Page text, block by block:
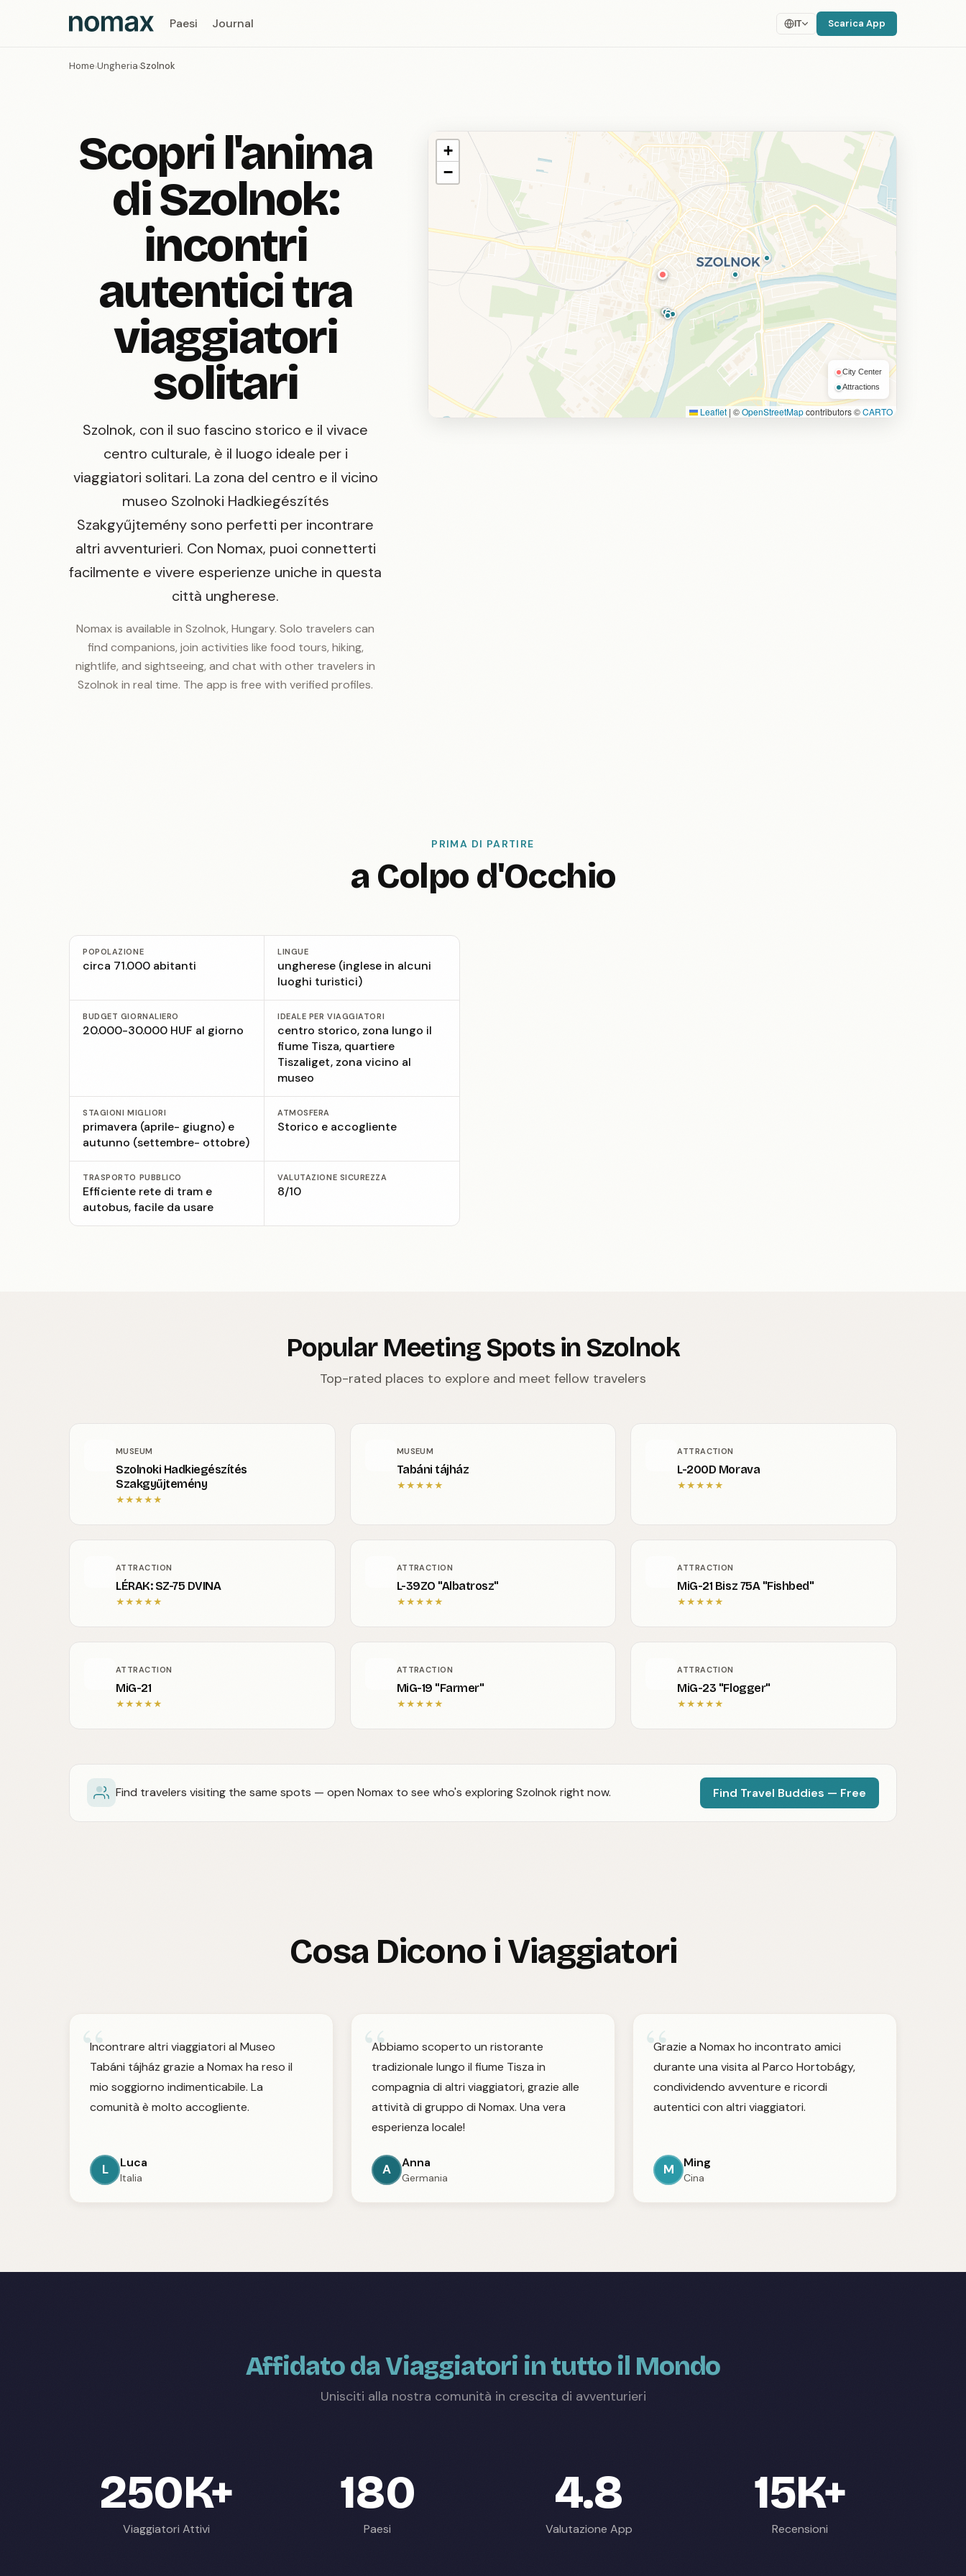
Paesi Journal IT Scarica App
Home›Ungheria›Szolnok
Scopri l'anima
di Szolnok:
incontri
autentici tra
viaggiatori
solitari
Szolnok, con il suo fascino storico e il vivace
centro culturale, è il luogo ideale per i
viaggiatori solitari. La zona del centro e il vicino
museo Szolnoki Hadkiegészítés
Szakgyűjtemény sono perfetti per incontrare
altri avventurieri. Con Nomax, puoi connetterti
facilmente e vivere esperienze uniche in questa
città ungherese.
Nomax is available in Szolnok, Hungary. Solo travelers can
find companions, join activities like food tours, hiking,
nightlife, and sightseeing, and chat with other travelers in
Szolnok in real time. The app is free with verified profiles.
+
−
City Center
Attractions
Leaflet | ©OpenStreetMapcontributors ©CARTO
PRIMA DI PARTIRE
a Colpo d'Occhio
POPOLAZIONE
circa 71.000 abitanti
LINGUE
ungherese (inglese in alcuni
luoghi turistici)
BUDGET GIORNALIERO
20.000-30.000 HUF al giorno
IDEALE PER VIAGGIATORI
centro storico, zona lungo il
fiume Tisza, quartiere
Tiszaliget, zona vicino al
museo
STAGIONI MIGLIORI
primavera (aprile- giugno) e
autunno (settembre- ottobre)
ATMOSFERA
Storico e accogliente
TRASPORTO PUBBLICO
Efficiente rete di tram e
autobus, facile da usare
VALUTAZIONE SICUREZZA
8/10
Popular Meeting Spots in Szolnok
Top-rated places to explore and meet fellow travelers
MUSEUM
Szolnoki Hadkiegészítés
Szakgyűjtemény
★★★★★
MUSEUM
Tabáni tájház
★★★★★
ATTRACTION
L-200D Morava
★★★★★
ATTRACTION
LÉRAK: SZ-75 DVINA
★★★★★
ATTRACTION
L-39ZO "Albatrosz"
★★★★★
ATTRACTION
MiG-21 Bisz 75A "Fishbed"
★★★★★
ATTRACTION
MiG-21
★★★★★
ATTRACTION
MiG-19 "Farmer"
★★★★★
ATTRACTION
MiG-23 "Flogger"
★★★★★
Find travelers visiting the same spots — open Nomax to see who's exploring Szolnok right now. Find Travel Buddies — Free
Cosa Dicono i Viaggiatori
“
Incontrare altri viaggiatori al Museo
Tabáni tájház grazie a Nomax ha reso il
mio soggiorno indimenticabile. La
comunità è molto accogliente.
L Luca
Italia
“
Abbiamo scoperto un ristorante
tradizionale lungo il fiume Tisza in
compagnia di altri viaggiatori, grazie alle
attività di gruppo di Nomax. Una vera
esperienza locale!
A Anna
Germania
“
Grazie a Nomax ho incontrato amici
durante una visita al Parco Hortobágy,
condividendo avventure e ricordi
autentici con altri viaggiatori.
M Ming
Cina
Affidato da Viaggiatori in tutto il Mondo
Unisciti alla nostra comunità in crescita di avventurieri
250K+
Viaggiatori Attivi
180
Paesi
4.8
Valutazione App
15K+
Recensioni